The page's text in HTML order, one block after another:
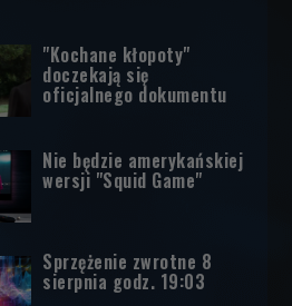
"Kochane kłopoty"
doczekają się
oficjalnego dokumentu
Nie będzie amerykańskiej
wersji "Squid Game"
Sprzężenie zwrotne 8
sierpnia godz. 19:03